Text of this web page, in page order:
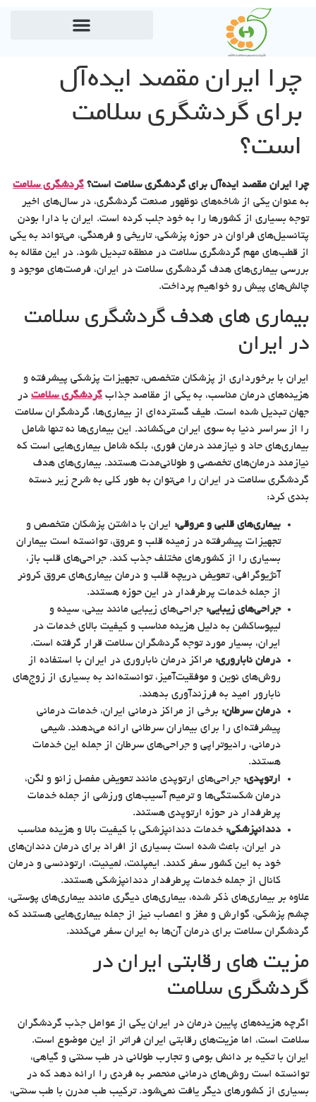
چرا ایران مقصد ایده‌آل
برای گردشگری سلامت
است؟
چرا ایران مقصد ایده‌آل برای گردشگری سلامت است؟ گردشگری سلامت
به عنوان یکی از شاخه‌های نوظهور صنعت گردشگری، در سال‌های اخیر
توجه بسیاری از کشورها را به خود جلب کرده است. ایران با دارا بودن
پتانسیل‌های فراوان در حوزه پزشکی، تاریخی و فرهنگی، می‌تواند به یکی
از قطب‌های مهم گردشگری سلامت در منطقه تبدیل شود. در این مقاله به
بررسی بیماری‌های هدف گردشگری سلامت در ایران، فرصت‌های موجود و
چالش‌های پیش رو خواهیم پرداخت.
بیماری های هدف گردشگری سلامت
در ایران
ایران با برخورداری از پزشکان متخصص، تجهیزات پزشکی پیشرفته و
هزینه‌های درمان مناسب، به یکی از مقاصد جذاب گردشگری سلامت در
جهان تبدیل شده است. طیف گسترده‌ای از بیماری‌ها، گردشگران سلامت
را از سراسر دنیا به سوی ایران می‌کشاند. این بیماری‌ها نه تنها شامل
بیماری‌های حاد و نیازمند درمان فوری، بلکه شامل بیماری‌هایی است که
نیازمند درمان‌های تخصصی و طولانی‌مدت هستند. بیماری‌های هدف
گردشگری سلامت در ایران را می‌توان به طور کلی به شرح زیر دسته
بندی کرد:
بیماری‌های قلبی و عروقی: ایران با داشتن پزشکان متخصص و
تجهیزات پیشرفته در زمینه قلب و عروق، توانسته است بیماران
بسیاری را از کشورهای مختلف جذب کند. جراحی‌های قلب باز،
آنژیوگرافی، تعویض دریچه قلب و درمان بیماری‌های عروق کرونر
از جمله خدمات پرطرفدار در این حوزه هستند.
جراحی‌های زیبایی: جراحی‌های زیبایی مانند بینی، سینه و
لیپوساکشن به دلیل هزینه مناسب و کیفیت بالای خدمات در
ایران، بسیار مورد توجه گردشگران سلامت قرار گرفته است.
درمان ناباروری: مراکز درمان ناباروری در ایران با استفاده از
روش‌های نوین و موفقیت‌آمیز، توانسته‌اند به بسیاری از زوج‌های
نابارور امید به فرزندآوری بدهند.
درمان سرطان: برخی از مراکز درمانی ایران، خدمات درمانی
پیشرفته‌ای را برای بیماران سرطانی ارائه می‌دهند. شیمی
درمانی، رادیوتراپی و جراحی‌های سرطان از جمله این خدمات
هستند.
ارتوپدی: جراحی‌های ارتوپدی مانند تعویض مفصل زانو و لگن،
درمان شکستگی‌ها و ترمیم آسیب‌های ورزشی از جمله خدمات
پرطرفدار در حوزه ارتوپدی هستند.
دندانپزشکی: خدمات دندانپزشکی با کیفیت بالا و هزینه مناسب
در ایران، باعث شده است بسیاری از افراد برای درمان دندان‌های
خود به این کشور سفر کنند. ایمپلنت، لمینیت، ارتودنسی و درمان
کانال از جمله خدمات پرطرفدار دندانپزشکی هستند.
علاوه بر بیماری‌های ذکر شده، بیماری‌های دیگری مانند بیماری‌های پوستی،
چشم پزشکی، گوارش و مغز و اعصاب نیز از جمله بیماری‌هایی هستند که
گردشگران سلامت برای درمان آن‌ها به ایران سفر می‌کنند.
مزیت های رقابتی ایران در
گردشگری سلامت
اگرچه هزینه‌های پایین درمان در ایران یکی از عوامل جذب گردشگران
سلامت است، اما مزیت‌های رقابتی ایران فراتر از این موضوع است.
ایران با تکیه بر دانش بومی و تجارب طولانی در طب سنتی و گیاهی،
توانسته است روش‌های درمانی منحصر به فردی را ارائه دهد که در
بسیاری از کشورهای دیگر یافت نمی‌شود. ترکیب طب مدرن با طب سنتی،